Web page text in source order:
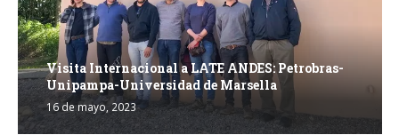
Visita Internacional a LATE ANDES: Petrobras-
Unipampa-Universidad de Marsella
16 de mayo, 2023